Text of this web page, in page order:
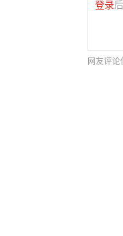
登录
网友评